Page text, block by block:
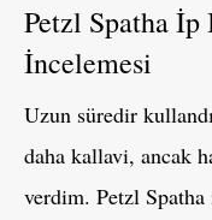
Petzl Spatha İp
İncelemesi
Uzun süredir
daha kallavi, ancak
verdim. Petzl